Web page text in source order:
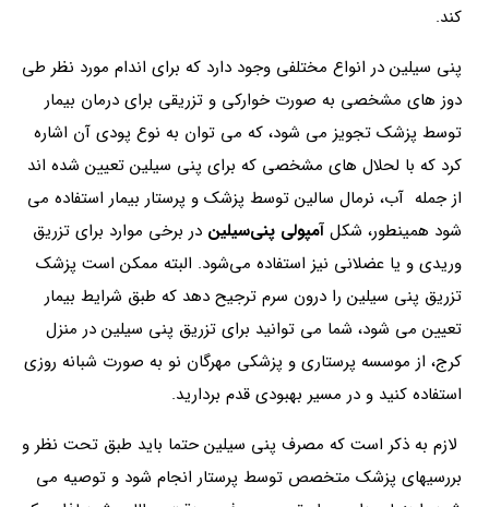
کند.
پنی سیلین در انواع مختلفی وجود دارد که برای اندام مورد نظر طی
دوز های مشخصی به صورت خوارکی و تزریقی برای درمان بیمار
توسط پزشک تجویز می شود، که می توان به نوع پودی آن اشاره
کرد که با لحلال های مشخصی که برای پنی سیلین تعیین شده اند
از جمله آب، نرمال سالین توسط پزشک و پرستار بیمار استفاده می
شود همینطور، شکل آمپولی پنی‌سیلین در برخی موارد برای تزریق
وریدی و یا عضلانی نیز استفاده می‌شود. البته ممکن است پزشک
تزریق پنی سیلین را درون سرم ترجیح دهد که طبق شرایط بیمار
تعیین می شود، شما می توانید برای تزریق پنی سیلین در منزل
کرج، از موسسه پرستاری و پزشکی مهرگان نو به صورت شبانه روزی
استفاده کنید و در مسیر بهبودی قدم بردارید.
لازم به ذکر است که مصرف پنی سیلین حتما باید طبق تحت نظر و
بررسیهای پزشک متخصص توسط پرستار انجام شود و توصیه می